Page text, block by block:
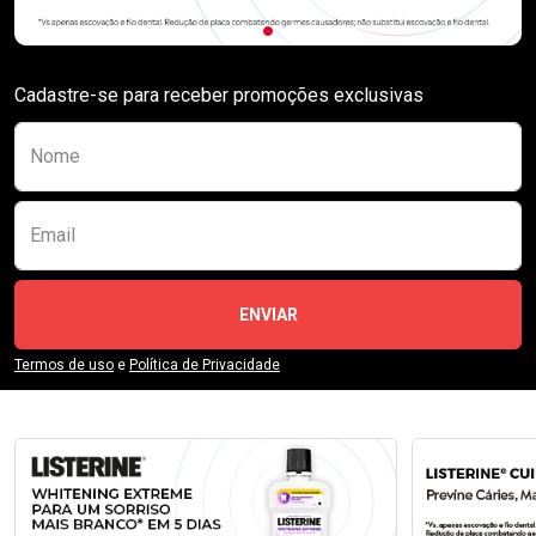
Cadastre-se para receber promoções exclusivas
Nome
Email
ENVIAR
Termos de uso e Política de Privacidade